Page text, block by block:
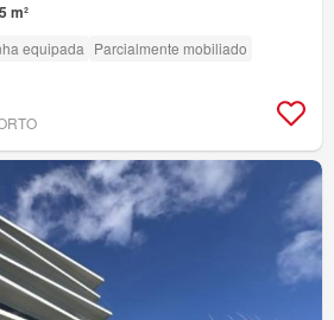
m²
equipada Parcialmente mobiliado